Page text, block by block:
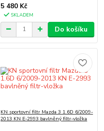
5 480 Kč
SKLADEM
Do košíku
KN sportovní filtr Mazda 3 1.6D 6/2009-
2013 KN E-2993 bavlněný filtr-vložka